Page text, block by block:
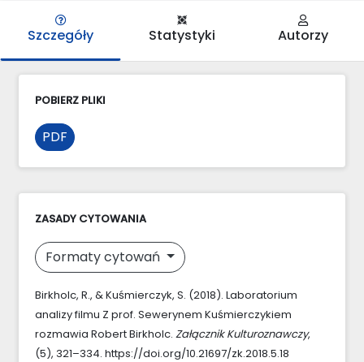
Szczegóły Statystyki Autorzy
POBIERZ PLIKI
PDF
ZASADY CYTOWANIA
Formaty cytowań
Birkholc, R., & Kuśmierczyk, S. (2018). Laboratorium
analizy filmu Z prof. Sewerynem Kuśmierczykiem
rozmawia Robert Birkholc. Załącznik Kulturoznawczy,
(5), 321–334. https://doi.org/10.21697/zk.2018.5.18